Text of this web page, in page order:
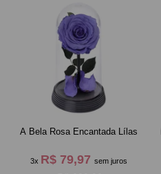
A Bela Rosa Encantada Lílas
3x R$ 79,97 sem juros